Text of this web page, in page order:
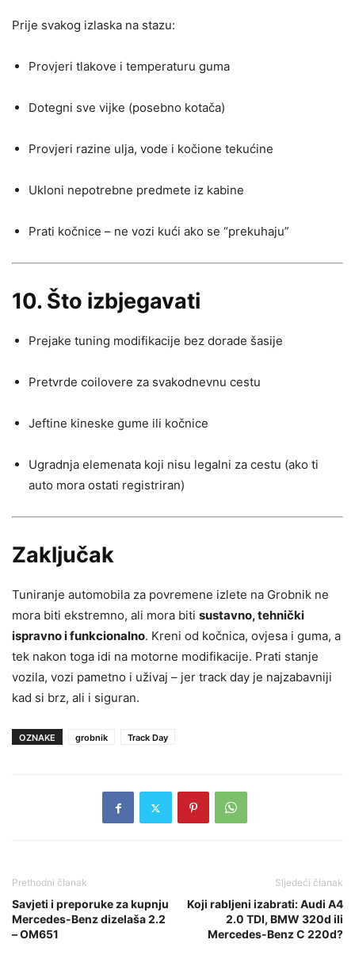
Prije svakog izlaska na stazu:
Provjeri tlakove i temperaturu guma
Dotegni sve vijke (posebno kotača)
Provjeri razine ulja, vode i kočione tekućine
Ukloni nepotrebne predmete iz kabine
Prati kočnice – ne vozi kući ako se “prekuhaju”
10. Što izbjegavati
Prejake tuning modifikacije bez dorade šasije
Pretvrde coilovere za svakodnevnu cestu
Jeftine kineske gume ili kočnice
Ugradnja elemenata koji nisu legalni za cestu (ako ti
auto mora ostati registriran)
Zaključak
Tuniranje automobila za povremene izlete na Grobnik ne
mora biti ekstremno, ali mora biti sustavno, tehnički
ispravno i funkcionalno. Kreni od kočnica, ovjesa i guma, a
tek nakon toga idi na motorne modifikacije. Prati stanje
vozila, vozi pametno i uživaj – jer track day je najzabavniji
kad si brz, ali i siguran.
OZNAKE grobnik Track Day
Prethodni članak
Savjeti i preporuke za kupnju
Mercedes-Benz dizelaša 2.2
– OM651
Sljedeći članak
Koji rabljeni izabrati: Audi A4
2.0 TDI, BMW 320d ili
Mercedes-Benz C 220d?